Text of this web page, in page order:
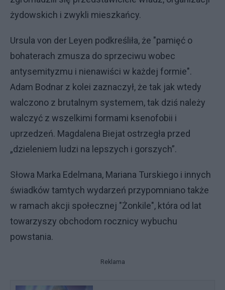
żydowskich i zwykli mieszkańcy.
Ursula von der Leyen podkreśliła, że "pamięć o
bohaterach zmusza do sprzeciwu wobec
antysemityzmu i nienawiści w każdej formie".
Adam Bodnar z kolei zaznaczył, że tak jak wtedy
walczono z brutalnym systemem, tak dziś należy
walczyć z wszelkimi formami ksenofobii i
uprzedzeń. Magdalena Biejat ostrzegła przed
„dzieleniem ludzi na lepszych i gorszych”.
Słowa Marka Edelmana, Mariana Turskiego i innych
świadków tamtych wydarzeń przypomniano także
w ramach akcji społecznej "Żonkile", która od lat
towarzyszy obchodom rocznicy wybuchu
powstania.
Reklama